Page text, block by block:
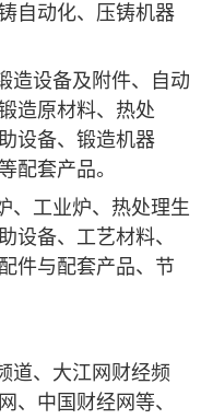
自动化、压铸机器
造设备及附件、自动
造原材料、热处
设备、锻造机器
配套产品。
、工业炉、热处理生
设备、工艺材料、
件与配套产品、节
道、大江网财经频
、中国财经网等、